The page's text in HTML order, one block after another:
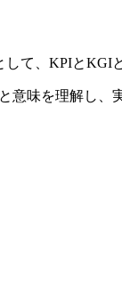
て、KPIとKGI
味を理解し、